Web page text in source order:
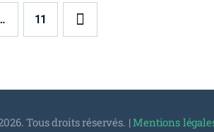
11
Tous droits réservés. |Mentions